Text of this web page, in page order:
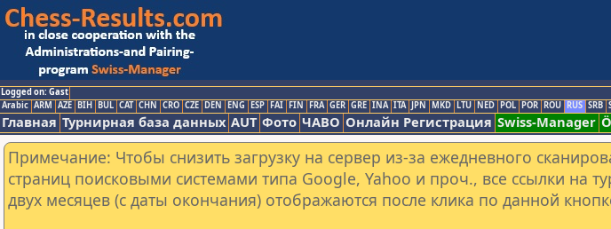
Logged on: Gast
Arabic ARM AZE BIH BUL CAT CHN CRO CZE DEN ENG ESP FAI FIN FRA GER GRE INA ITA JPN MKD LTU NED POL POR ROU RUS SRB
Главная Турнирная база данных AUT Фото ЧАВО Онлайн Регистрация Swiss-Manager
Примечание: Чтобы снизить загрузку на сервер из-за ежедневного
страниц поисковыми системами типа Google, Yahoo и проч., все ссылки на
двух месяцев (с даты окончания) отображаются после клика по данной